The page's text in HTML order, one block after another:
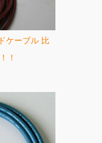
ケーブル 比
！